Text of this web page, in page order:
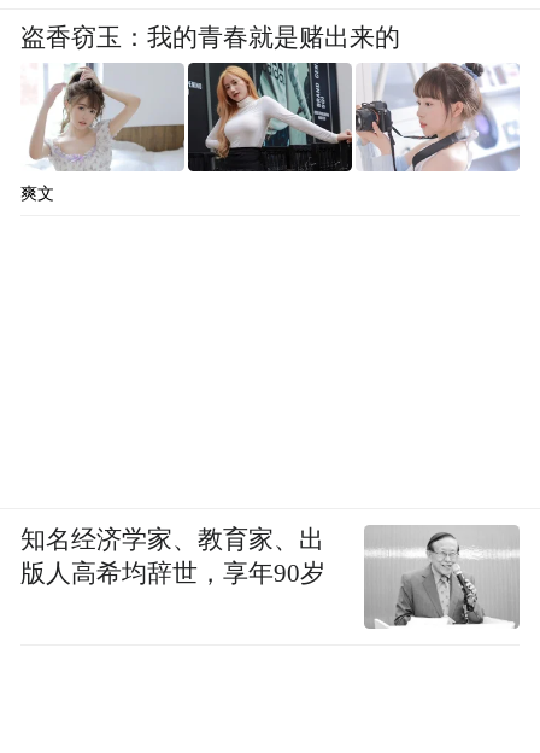
盗香窃玉：我的青春就是赌出来的
爽文
知名经济学家、教育家、出
版人高希均辞世，享年90岁